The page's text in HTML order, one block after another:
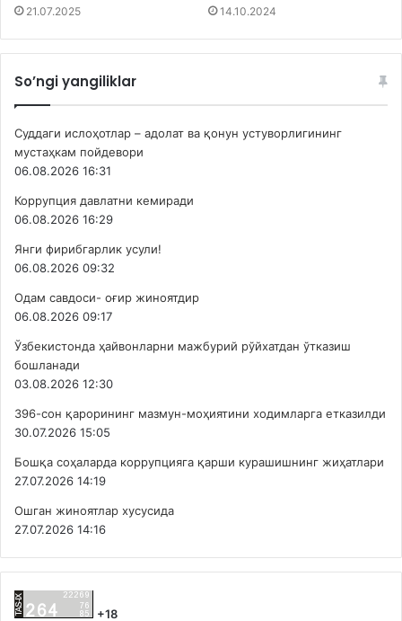
21.07.2025 14.10.2024
So’ngi yangiliklar
Суддаги ислоҳотлар – адолат ва қонун устуворлигининг
мустаҳкам пойдевори
06.08.2026 16:31
Коррупция давлатни кемиради
06.08.2026 16:29
Янги фирибгарлик усули!
06.08.2026 09:32
Одам савдоси- оғир жиноятдир
06.08.2026 09:17
Ўзбекистонда ҳайвонларни мажбурий рўйхатдан ўтказиш
бошланади
03.08.2026 12:30
396-сон қарорининг мазмун-моҳиятини ходимларга етказилди
30.07.2026 15:05
Бошқа соҳаларда коррупцияга қарши курашишнинг жиҳатлари
27.07.2026 14:19
Ошган жиноятлар хусусида
27.07.2026 14:16
+18